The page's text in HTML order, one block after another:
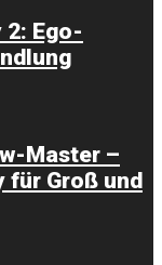
Ego-
Master –
für Groß und